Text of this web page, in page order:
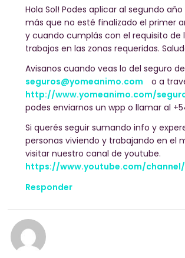
Hola Sol! Podes aplicar al segundo
más que no esté finalizado el primer
y cuando cumplás con el requisito de
trabajos en las zonas requeridas.
Avisanos cuando veas lo del seguro
seguros@yomeanimo.com
o a
http://www.yomeanimo.com/
podes enviarnos un wpp o llamar al
Si querés seguir sumando info y
personas viviendo y trabajando en el
visitar nuestro canal de youtube.
https://www.youtube.com/
Responder